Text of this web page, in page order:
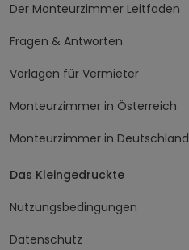
Der Monteurzimmer Leitfaden
Fragen & Antworten
Vorlagen für Vermieter
Monteurzimmer in Österreich
Monteurzimmer in Deutschland
Das Kleingedruckte
Nutzungsbedingungen
Datenschutz